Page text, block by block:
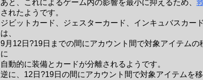
あと、これによるゲーム内の影響を最小に抑えるため、
されたようです。
ジビットカード、ジェスターカード、インキュバスカー
は、
9月12日?19日までの間にアカウント間で対象アイテムの
に
自動的に装備とカードが分離されるようです。
逆に、12日?19日の間にアカウント間で対象アイテムを